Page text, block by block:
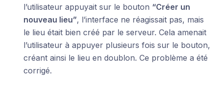
l’utilisateur appuyait sur le bouton “Créer un
nouveau lieu”, l’interface ne réagissait pas, mais
le lieu était bien créé par le serveur. Cela amenait
l’utilisateur à appuyer plusieurs fois sur le bouton,
créant ainsi le lieu en doublon. Ce problème a été
corrigé.